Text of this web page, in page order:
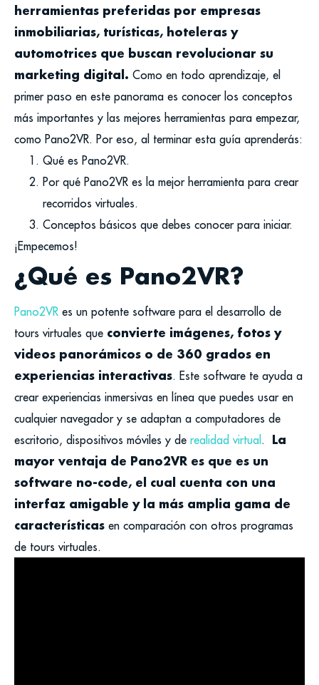
herramientas preferidas por empresas
inmobiliarias, turísticas, hoteleras y
automotrices que buscan revolucionar su
marketing digital. Como en todo aprendizaje, el
primer paso en este panorama es conocer los conceptos
más importantes y las mejores herramientas para empezar,
como Pano2VR. Por eso, al terminar esta guía aprenderás:
Qué es Pano2VR.
Por qué Pano2VR es la mejor herramienta para crear
recorridos virtuales.
Conceptos básicos que debes conocer para iniciar.
¡Empecemos!
¿Qué es Pano2VR?
Pano2VR es un potente software para el desarrollo de
tours virtuales que convierte imágenes, fotos y
videos panorámicos o de 360 grados en
experiencias interactivas. Este software te ayuda a
crear experiencias inmersivas en línea que puedes usar en
cualquier navegador y se adaptan a computadores de
escritorio, dispositivos móviles y de realidad virtual .
La
mayor ventaja de Pano2VR es que es un
software no-code, el cual cuenta con una
interfaz amigable y la más amplia gama de
características en comparación con otros programas
de tours virtuales.